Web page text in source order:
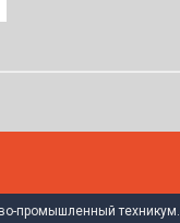
промышленный техникум.